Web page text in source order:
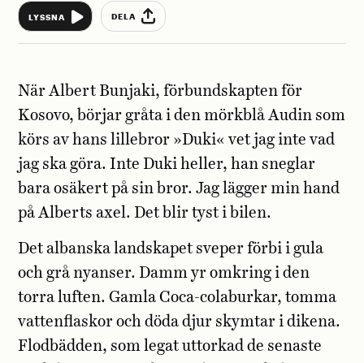
LYSSNA DELA
När Albert Bunjaki, förbunds kapten för
Kosovo, börjar gråta i den mörkblå Audin som
körs av hans lillebror »Duki« vet jag inte vad
jag ska göra. Inte Duki heller, han sneglar
bara osäkert på sin bror. Jag lägger min hand
på Alberts axel. Det blir tyst i bilen.
Det albanska landskapet sveper förbi i gula
och grå nyanser. Damm yr omkring i den
torra luften. Gamla Coca-colaburkar, tomma
vattenflaskor och döda djur skymtar i dikena.
Flodbädden, som legat uttorkad de senaste